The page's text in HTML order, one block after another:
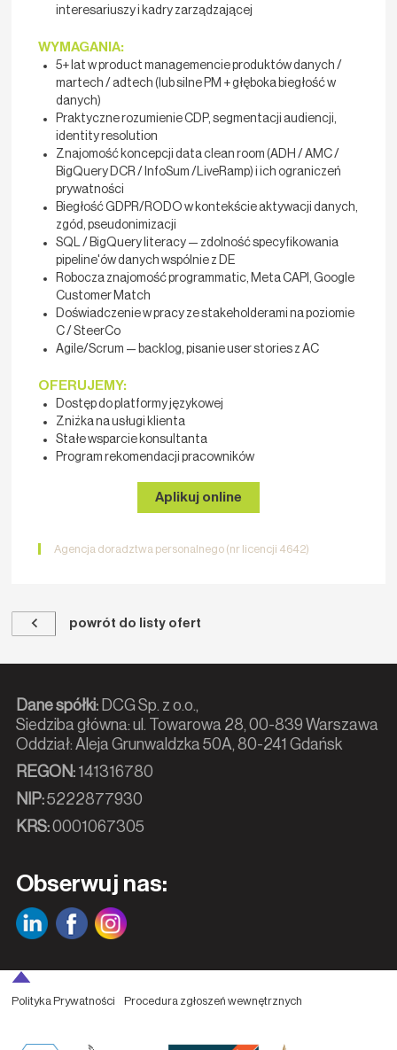
interesariuszy i kadry zarządzającej
WYMAGANIA:
5+ lat w product managemencie produktów danych /
martech / adtech (lub silne PM + głęboka biegłość w
danych)
Praktyczne rozumienie CDP, segmentacji audiencji,
identity resolution
Znajomość koncepcji data clean room (ADH / AMC /
BigQuery DCR / InfoSum /LiveRamp) i ich ograniczeń
prywatności
Biegłość GDPR/RODO w kontekście aktywacji danych,
zgód, pseudonimizacji
SQL / BigQuery literacy — zdolność specyfikowania
pipeline'ów danych wspólnie z DE
Robocza znajomość programmatic, Meta CAPI, Google
Customer Match
Doświadczenie w pracy ze stakeholderami na poziomie
C / SteerCo
Agile/Scrum — backlog, pisanie user stories z AC
OFERUJEMY:
Dostęp do platformy językowej
Zniżka na usługi klienta
Stałe wsparcie konsultanta
Program rekomendacji pracowników
Aplikuj online
Agencja doradztwa personalnego (nr licencji 4642)
powrót do listy ofert
Dane spółki:DCG Sp. z o.o.,
Siedziba główna: ul. Towarowa 28, 00-839 Warszawa
Oddział: Aleja Grunwaldzka 50A, 80-241 Gdańsk
REGON:141316780
NIP:5222877930
KRS:0001067305
Obserwuj nas:
Polityka Prywatności Procedura zgłoszeń wewnętrznych